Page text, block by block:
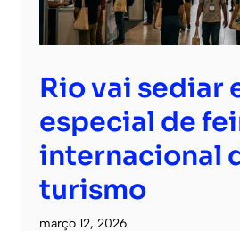
Rio vai sediar
especial de
internacional
turismo
março 12, 2026